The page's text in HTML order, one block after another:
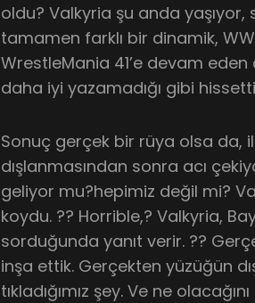
oldu? Valkyria şu anda
tamamen farklı bir dinamik,
WrestleMania 41’e devam eden
daha iyi yazamadığı gibi
Sonuç gerçek bir rüya olsa da,
dışlanmasından sonra acı
geliyor mu?hepimiz değil mi?
koydu. ?? Horrible,? Valkyria,
sorduğunda yanıt verir. ??
inşa ettik. Gerçekten yüzüğün
tıkladığımız şey. Ve ne